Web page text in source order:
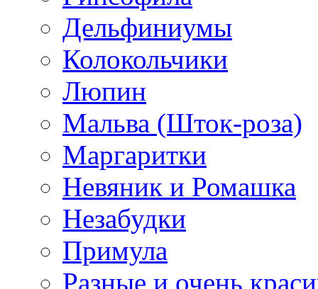
Дельфиниумы
Колокольчики
Люпин
Мальва (Шток-роза)
Маргаритки
Невяник и Ромашка
Незабудки
Примула
Разные и очень